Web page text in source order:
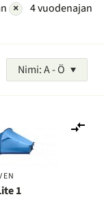
×
4 vuodenajan
Nimi: A - Ö
1